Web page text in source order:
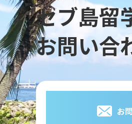
セブ島留
お問い合
お